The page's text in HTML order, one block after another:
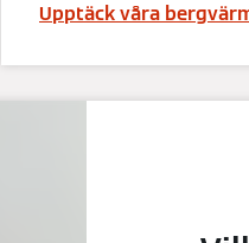
Upptäck våra